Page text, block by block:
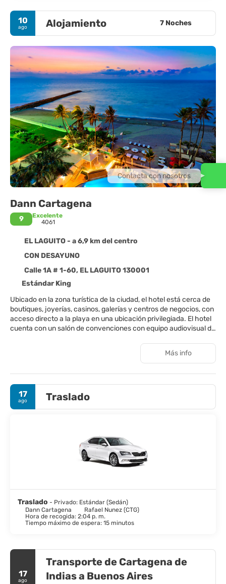
10
ago Alojamiento 7 Noches
Dann Cartagena
9
Excelente
4061
EL LAGUITO - a 6,9 km del centro
CON DESAYUNO
Calle 1A # 1-60, EL LAGUITO 130001
Estándar King
Ubicado en la zona turística de la ciudad, el hotel está cerca de
boutiques, joyerías, casinos, galerías y centros de negocios, con
acceso directo a la playa en una ubicación privilegiada. El hotel
cuenta con un salón de convenciones con equipo audiovisual de
tropicales y una selección de licores. Este hotel de playa ofrece
aire acondicionado, wifi y un restaurante. Hemos adoptado un
involucrados en nuestra cadena de valor; se han reforzado
todos los procesos de limpieza y desinfección, brindando así
seguridad a nuestros colaboradores, clientes y visitantes. Dann
Hotels, de acuerdo con la Emergencia Sanitaria COVID-19,
les solicitamos un comprobante o que tengan un seguro de
asistencia médica internacional activo. Debido al coronavirus
(COVID-19), algunas instalaciones o servicios del Hotel
presentarán cierres o cambios de horario. Se proporcionará más
Más info
17
ago Traslado
Traslado - Privado: Estándar (Sedán)
Dann Cartagena
Rafael Nunez (CTG)
Hora de recogida: 2:04 p. m.
Tiempo máximo de espera: 15 minutos
17
ago
Transporte de Cartagena de
Indias a Buenos Aires
Contacta con nosotros